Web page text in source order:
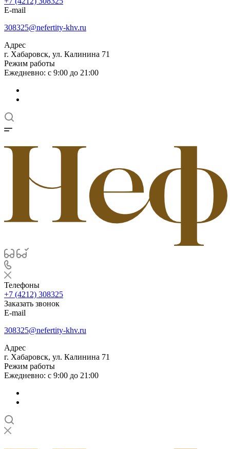
E-mail
308325@nefertity-khv.ru
Адрес
г. Хабаровск, ул. Калинина 71
Режим работы
Ежедневно: с 9:00 до 21:00
Телефоны
+7 (4212) 308325
Заказать звонок
E-mail
308325@nefertity-khv.ru
Адрес
г. Хабаровск, ул. Калинина 71
Режим работы
Ежедневно: с 9:00 до 21:00